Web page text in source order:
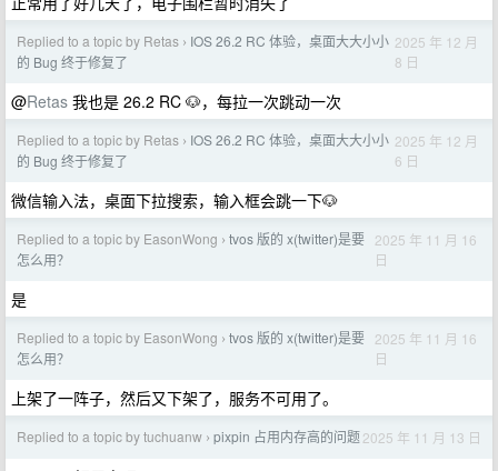
Replied to a topic by Retas › IOS 26.2 RC 体验，桌面大大小小
的 Bug 终于修复了
2025 年 12 月
8 日
@Retas 我也是 26.2 RC 🐶，每拉一次跳动一次
Replied to a topic by Retas › IOS 26.2 RC 体验，桌面大大小小
的 Bug 终于修复了
2025 年 12 月
6 日
微信输入法，桌面下拉搜索，输入框会跳一下🐶
Replied to a topic by EasonWong › tvos 版的 x(twitter)是要
怎么用？
2025 年 11 月 16
日
是
Replied to a topic by EasonWong › tvos 版的 x(twitter)是要
怎么用？
2025 年 11 月 16
日
上架了一阵子，然后又下架了，服务不可用了。
Replied to a topic by tuchuanw › pixpin 占用内存高的问题2025 年 11 月 13 日